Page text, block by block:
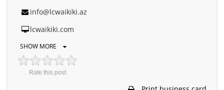
info@lcwaikiki.az
lcwaikiki.com
SHOW MORE
Rate this post